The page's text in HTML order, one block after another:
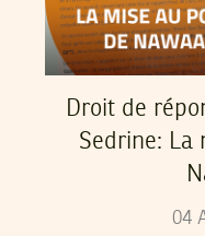
Droit de
Sedrine: La
04